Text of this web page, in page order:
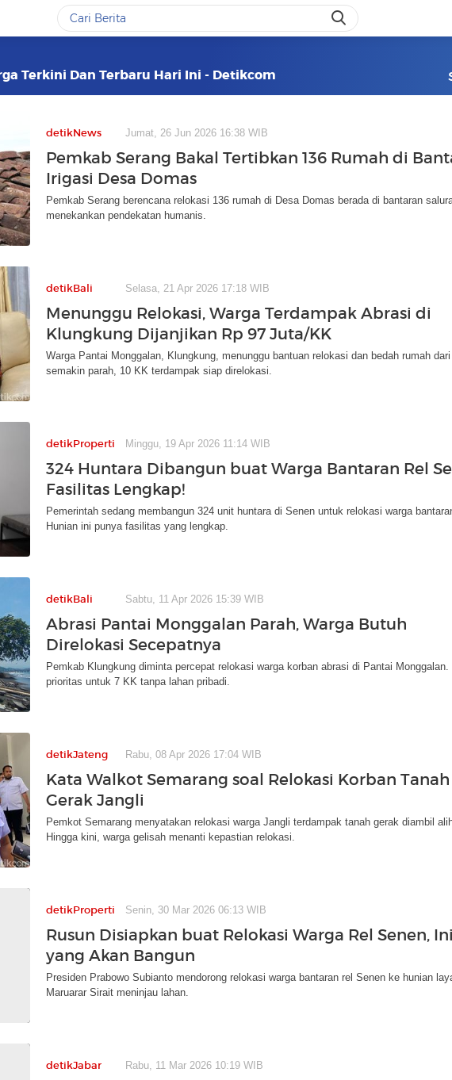
Terkini Dan Terbaru Hari Ini - Detikcom
detikNews Jumat, 26 Jun 2026 16:38 WIB
Pemkab Serang Bakal Tertibkan 136 Rumah di
Irigasi Desa Domas
Pemkab Serang berencana relokasi 136 rumah di Desa Domas berada di bantaran
menekankan pendekatan humanis.
detikBali Selasa, 21 Apr 2026 17:18 WIB
Menunggu Relokasi, Warga Terdampak Abrasi di
Klungkung Dijanjikan Rp 97 Juta/KK
Warga Pantai Monggalan, Klungkung, menunggu bantuan relokasi dan bedah rumah
semakin parah, 10 KK terdampak siap direlokasi.
detikProperti Minggu, 19 Apr 2026 11:14 WIB
324 Huntara Dibangun buat Warga Bantaran Rel
Fasilitas Lengkap!
Pemerintah sedang membangun 324 unit huntara di Senen untuk relokasi warga
Hunian ini punya fasilitas yang lengkap.
detikBali Sabtu, 11 Apr 2026 15:39 WIB
Abrasi Pantai Monggalan Parah, Warga Butuh
Direlokasi Secepatnya
Pemkab Klungkung diminta percepat relokasi warga korban abrasi di Pantai
prioritas untuk 7 KK tanpa lahan pribadi.
detikJateng Rabu, 08 Apr 2026 17:04 WIB
Kata Walkot Semarang soal Relokasi Korban Tanah
Gerak Jangli
Pemkot Semarang menyatakan relokasi warga Jangli terdampak tanah gerak diambil
Hingga kini, warga gelisah menanti kepastian relokasi.
detikProperti Senin, 30 Mar 2026 06:13 WIB
Rusun Disiapkan buat Relokasi Warga Rel Senen, Ini
yang Akan Bangun
Presiden Prabowo Subianto mendorong relokasi warga bantaran rel Senen ke hunian
Maruarar Sirait meninjau lahan.
detikJabar Rabu, 11 Mar 2026 10:19 WIB